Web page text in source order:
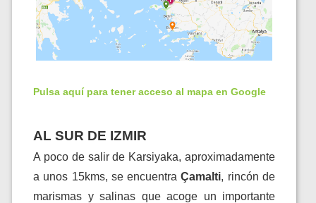
Pulsa aquí para tener acceso al mapa en Google
AL SUR DE IZMIR
A poco de salir de Karsiyaka, aproximadamente
a unos 15kms, se encuentraÇamalti, rincón de
marismas y salinas que acoge un importante